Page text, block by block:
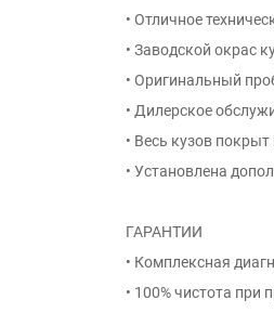
• Отличное
• Заводской окрас
• Оригинальный
• Дилерское
• Весь кузов
• Установлена
ГАРАНТИИ
• Комплексная
• 100% чистота при